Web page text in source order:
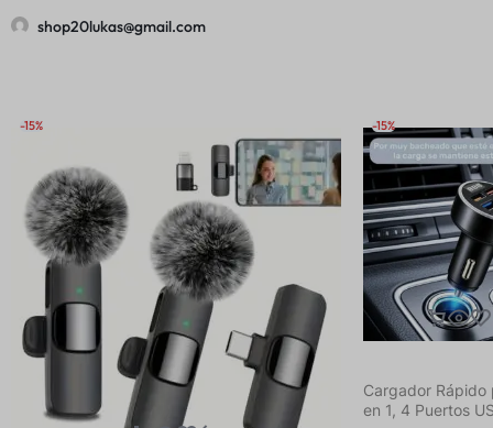
shop20lukas@gmail.com
-15% -15%
Cargador Rápido
en 1, 4 Puertos